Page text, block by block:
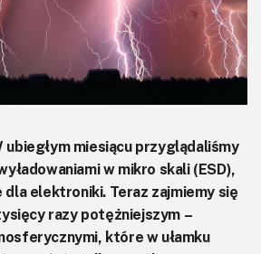
ubiegłym miesiącu przyglądaliśmy
w mikro skali (ESD),
dla elektroniki. Teraz zajmiemy się
razy potężniejszym –
które w ułamku